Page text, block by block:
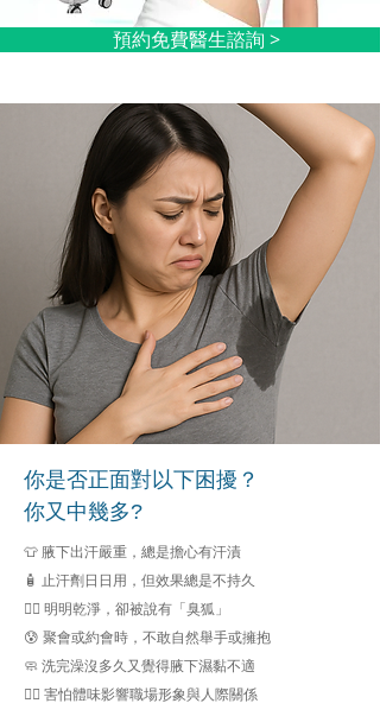
預約免費醫生諮詢 >
你是否正面對以下困擾？
你又中幾多?
👕 腋下出汗嚴重，總是擔心有汗漬
🧴 止汗劑日日用，但效果總是不持久
🙅‍♀️ 明明乾淨，卻被說有「臭狐」
😰 聚會或約會時，不敢自然舉手或擁抱
🧼 洗完澡沒多久又覺得腋下濕黏不適
🧍‍♀️ 害怕體味影響職場形象與人際關係